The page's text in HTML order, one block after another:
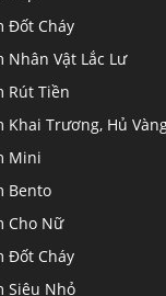
Đốt Cháy
Nhân Vật Lắc Lư
Rút Tiền
Khai Trương, Hủ
Mini
Bento
Cho Nữ
Đốt Cháy
Siêu Nhỏ